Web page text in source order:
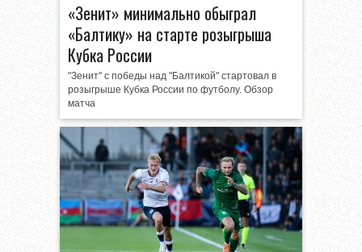
«Зенит» минимально обыграл
«Балтику» на старте розыгрыша
Кубка России
"Зенит" с победы над "Балтикой" стартовал в
розыгрыше Кубка России по футболу. Обзор
матча